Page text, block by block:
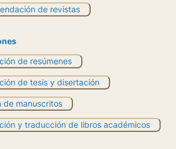
de revistas
de resúmenes
de tesis y disertación
de manuscritos
y traducción de libros académicos